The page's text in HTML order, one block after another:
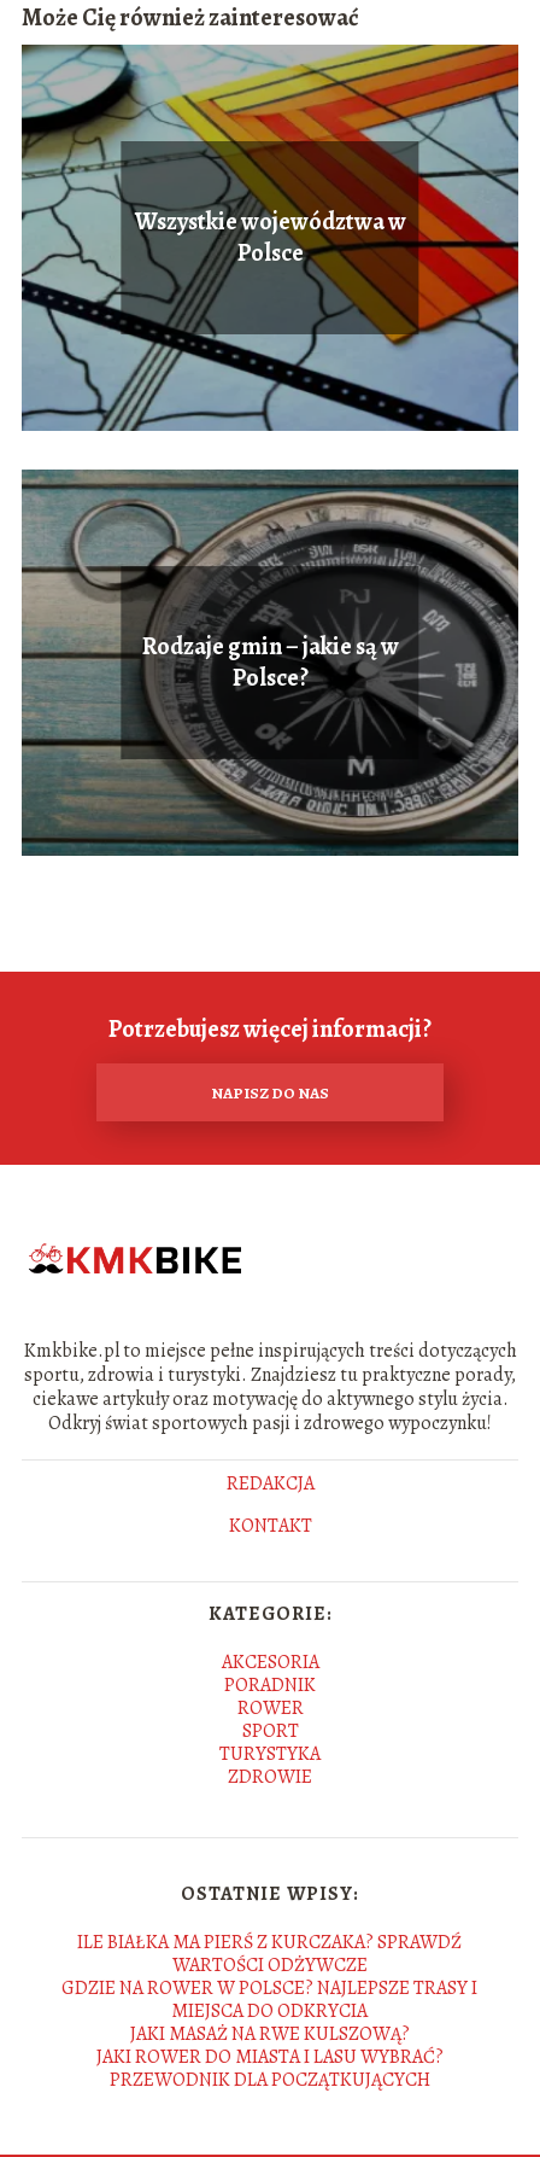
Może Cię również zainteresować
Wszystkie województwa w
Polsce
Rodzaje gmin – jakie są w
Polsce?
Potrzebujesz więcej informacji?
NAPISZ DO NAS
Kmkbike.pl to miejsce pełne inspirujących treści dotyczących
sportu, zdrowia i turystyki. Znajdziesz tu praktyczne porady,
ciekawe artykuły oraz motywację do aktywnego stylu życia.
Odkryj świat sportowych pasji i zdrowego wypoczynku!
REDAKCJA
KONTAKT
KATEGORIE:
AKCESORIA
PORADNIK
ROWER
SPORT
TURYSTYKA
ZDROWIE
OSTATNIE WPISY:
ILE BIAŁKA MA PIERŚ Z KURCZAKA? SPRAWDŹ
WARTOŚCI ODŻYWCZE
GDZIE NA ROWER W POLSCE? NAJLEPSZE TRASY I
MIEJSCA DO ODKRYCIA
JAKI MASAŻ NA RWE KULSZOWĄ?
JAKI ROWER DO MIASTA I LASU WYBRAĆ?
PRZEWODNIK DLA POCZĄTKUJĄCYCH